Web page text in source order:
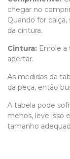
chegar no
Quando for
da cintura.
Cintura: Enrole
apertar.
As medidas da
da peça, então
A tabela pode
menos, leve isso
tamanho